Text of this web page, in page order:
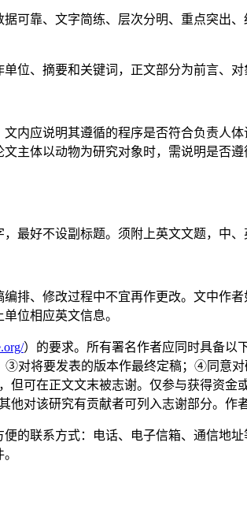
可靠、文字简练、层次分明、重点突出
位、摘要和关键词，正文部分为前言、
内应说明其遵循的程序是否符合负责人
主体以动物为研究对象时，需说明是否
最好不设副标题。须附上英文文题，中
排、修改过程中不宜再作更改。文中作
位相应英文信息。
）的要求。所有署名作者应同时具备以
对将要发表的版本作最终定稿；④同意
但可在正文文末被志谢。仅参与获得资
对该研究有贡献者可列入志谢部分。作
的联系方式：电话、电子信箱、通信地